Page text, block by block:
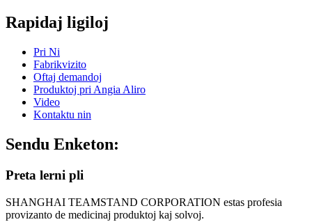
Rapidaj ligiloj
Pri Ni
Fabrikvizito
Oftaj demandoj
Produktoj pri Angia Aliro
Video
Kontaktu nin
Sendu Enketon:
Preta lerni pli
SHANGHAI TEAMSTAND CORPORATION estas profesia
provizanto de medicinaj produktoj kaj solvoj.